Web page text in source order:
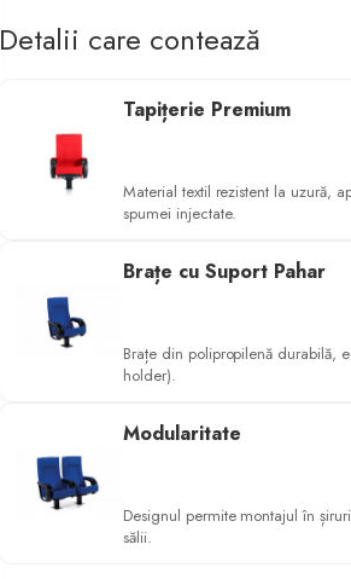
Detalii care contează
Tapițerie Premium
Material textil rezistent la uzură,
spumei injectate.
Brațe cu Suport Pahar
Brațe din polipropilenă durabilă,
holder).
Modularitate
Designul permite montajul în
sălii.